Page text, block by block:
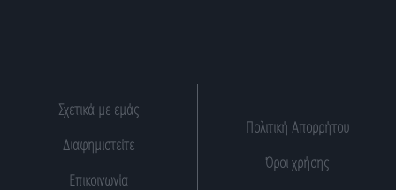
Σχετικά με εμάς
Διαφημιστείτε
Επικοινωνία
Πολιτική Απορρήτου
Όροι χρήσης